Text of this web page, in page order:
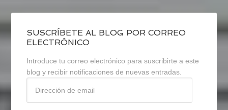
SUSCRÍBETE AL BLOG POR CORREO
ELECTRÓNICO
Introduce tu correo electrónico para suscribirte a este
blog y recibir notificaciones de nuevas entradas.
email